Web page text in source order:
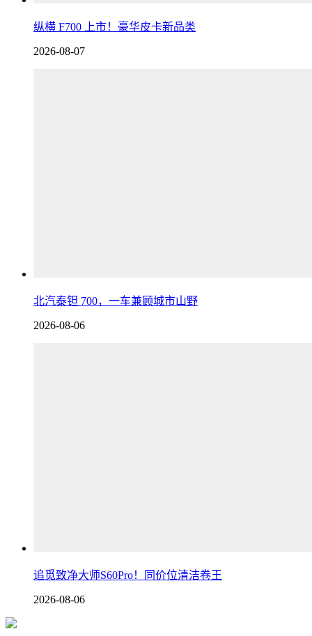
纵横 F700 上市！豪华皮卡新品类
2026-08-07
北汽泰钽 700，一车兼顾城市山野
2026-08-06
追觅致净大师S60Pro！同价位清洁卷王
2026-08-06